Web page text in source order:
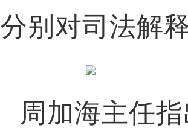
分别对司法解
周加海主任